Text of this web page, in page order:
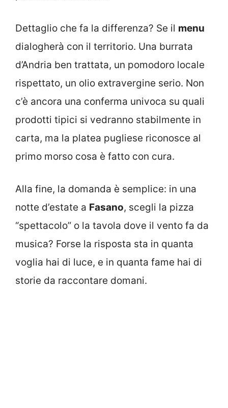
Dettaglio che fa la differenza? Se il menu
dialogherà con il territorio. Una burrata
d’Andria ben trattata, un pomodoro locale
rispettato, un olio extravergine serio. Non
c’è ancora una conferma univoca su quali
prodotti tipici si vedranno stabilmente in
carta, ma la platea pugliese riconosce al
primo morso cosa è fatto con cura.
Alla fine, la domanda è semplice: in una
notte d’estate a Fasano, scegli la pizza
“spettacolo” o la tavola dove il vento fa da
musica? Forse la risposta sta in quanta
voglia hai di luce, e in quanta fame hai di
storie da raccontare domani.